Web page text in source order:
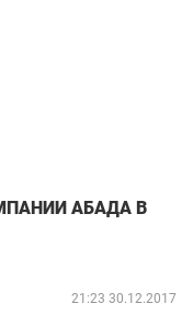
АБАДА В
21:23 30.12.2017